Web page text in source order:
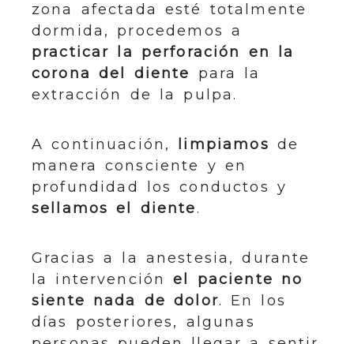
zona afectada esté totalmente
dormida, procedemos a
practicar la perforación en la
corona del diente
para la
extracción de la pulpa.
A continuación, limpiamos de
manera consciente y en
profundidad los conductos y
sellamos el diente.
Gracias a la anestesia, durante
la intervenciónel paciente no
siente nada de dolor. En los
días posteriores, algunas